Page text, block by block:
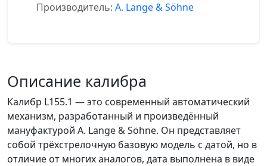
Производитель: A. Lange & Söhne
Описание калибра
Калибр L155.1 — это современный автоматический
механизм, разработанный и произведённый
мануфактурой A. Lange & Söhne. Он представляет
собой трёхстрелочную базовую модель с датой, но в
отличие от многих аналогов, дата выполнена в виде